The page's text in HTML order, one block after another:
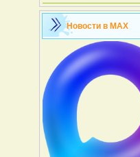
Новости в MAX